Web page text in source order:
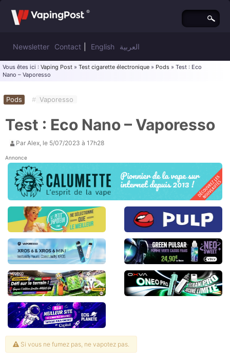
Newsletter Contact English العربية
Vous êtes ici : Vaping Post » Test cigarette électronique » Pods » Test : Eco
Nano – Vaporesso
Test : Eco Nano – Vaporesso
Pods # Vaporesso
Par Alex, le 5/07/2023 à 17h28
Annonce
Si vous ne fumez pas, ne vapotez pas.